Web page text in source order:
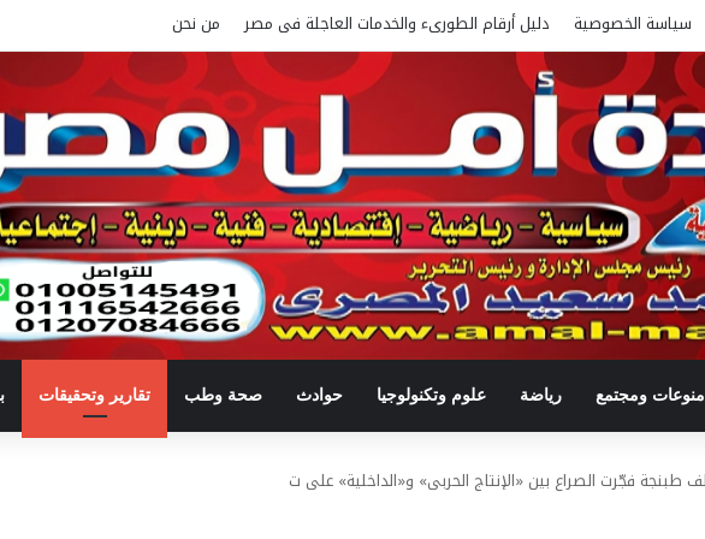
سياسة الخصوصية دليل أرقام الطورىء والخدمات العاجلة فى مصر من نحن
منوعات ومجتمع رياضة علوم وتكنولوجيا حوادث صحة وطب تقارير وتحقيقات